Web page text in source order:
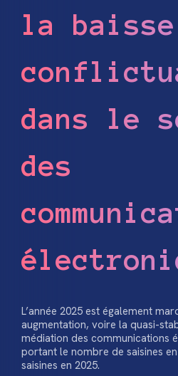
la
dans le
des
L’année 2025 est également
augmentation, voire la quasi-
médiation des communications
portant le nombre de saisines
saisines en 2025.